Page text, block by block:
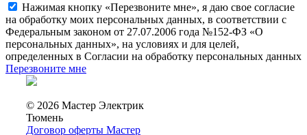
Нажимая кнопку «Перезвоните мне», я даю свое согласие
на обработку моих персональных данных, в соответствии с
Федеральным законом от 27.07.2006 года №152-ФЗ «О
персональных данных», на условиях и для целей,
определенных в Согласии на обработку персональных данных
Перезвоните мне
© 2026 Мастер Электрик
Тюмень
Договор оферты Мастер